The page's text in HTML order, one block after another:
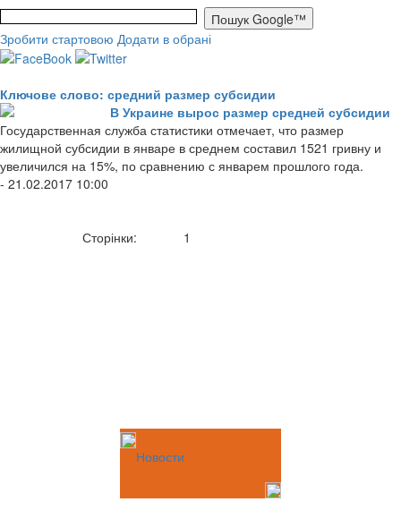
Зробити стартовою Додати в обрані
Ключове слово: средний размер субсидии
В Украине вырос размер средней субсидии
Государственная служба статистики отмечает, что размер
жилищной субсидии в январе в среднем составил 1521 гривну и
увеличился на 15%, по сравнению с январем прошлого года.
- 21.02.2017 10:00
Сторінки: 1
Новости